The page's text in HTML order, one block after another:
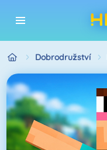
Dobrodružství